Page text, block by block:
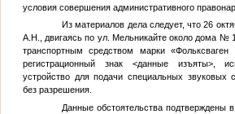
условия совершения административного
Из материалов дела следует, что 26
А.Н., двигаясь по ул. Мельникайте около дома №
транспортным средством марки «Фольксваген
регистрационный знак <данные изъяты>,
устройство для подачи специальных звуковых
без разрешения.
Данные обстоятельства подтверждены